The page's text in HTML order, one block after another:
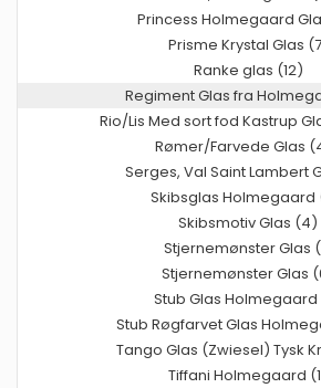
Princess Holmegaard
Prisme Krystal Glas
Ranke glas (12)
Regiment Glas fra
Rio/Lis Med sort fod Kastrup
Rømer/Farvede Glas
Serges, Val Saint Lambert
Skibsglas Holmegaard
Skibsmotiv Glas (4)
Stjernemønster Glas
Stjernemønster Glas
Stub Glas
Stub Røgfarvet Glas
Tango Glas (Zwiesel) Tysk
Tiffani Holmegaard